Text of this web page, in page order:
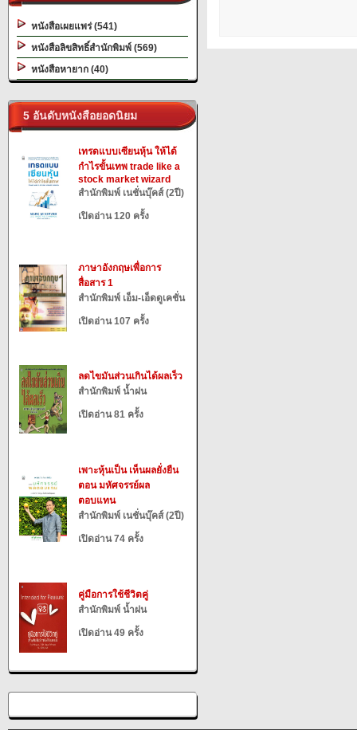
หนังสือเผยแพร่ (541)
หนังสือลิขสิทธิ์สำนักพิมพ์ (569)
หนังสือหายาก (40)
5 อันดับหนังสือยอดนิยม
เทรดแบบเซียนหุ้น ให้ได้
กำไรขั้นเทพ trade like a
stock market wizard
สำนักพิมพ์ เนชั่นบุ๊คส์ (2ปี)
เปิดอ่าน 120 ครั้ง
ภาษาอังกฤษเพื่อการ
สื่อสาร 1
สำนักพิมพ์ เอ็ม-เอ็ดดูเคชั่น
เปิดอ่าน 107 ครั้ง
ลดไขมันส่วนเกินได้ผลเร็ว
สำนักพิมพ์ น้ำฝน
เปิดอ่าน 81 ครั้ง
เพาะหุ้นเป็น เห็นผลยั่งยืน
ตอน มหัศจรรย์ผล
ตอบแทน
สำนักพิมพ์ เนชั่นบุ๊คส์ (2ปี)
เปิดอ่าน 74 ครั้ง
คู่มือการใช้ชีวิตคู่
สำนักพิมพ์ น้ำฝน
เปิดอ่าน 49 ครั้ง